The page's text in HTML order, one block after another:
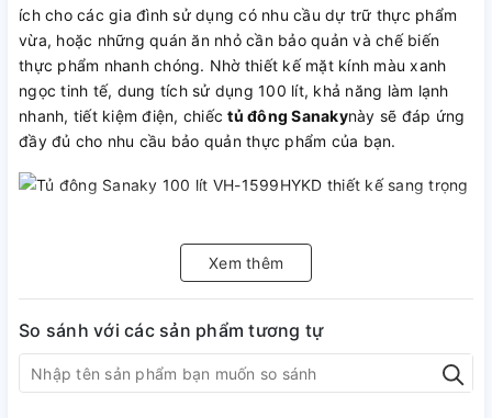
ích cho các gia đình sử dụng có nhu cầu dự trữ thực phẩm
vừa, hoặc những quán ăn nhỏ cần bảo quản và chế biến
thực phẩm nhanh chóng. Nhờ thiết kế mặt kính màu xanh
ngọc tinh tế, dung tích sử dụng 100 lít, khả năng làm lạnh
nhanh, tiết kiệm điện, chiếctủ đông Sanakynày sẽ đáp ứng
đầy đủ cho nhu cầu bảo quản thực phẩm của bạn.
được làm bằng ống đồng kết hợp với làm lạnh bằng quạt
lồng sóc giúp cho nhiệt độ làm lạnh đạt đến -18°C nhanh
chóng, giữ nhiệt độ sâu giúptủ đông hoạt động bền bỉ
Xem thêm
So sánh với các sản phẩm tương tự